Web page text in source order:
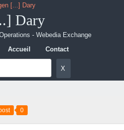
Dary
- Webedia Exchange
Accueil
Contact
0